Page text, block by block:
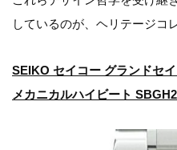
しているのが、ヘリテージコ
SEIKO セイコー グランドセ
メカニカルハイビート